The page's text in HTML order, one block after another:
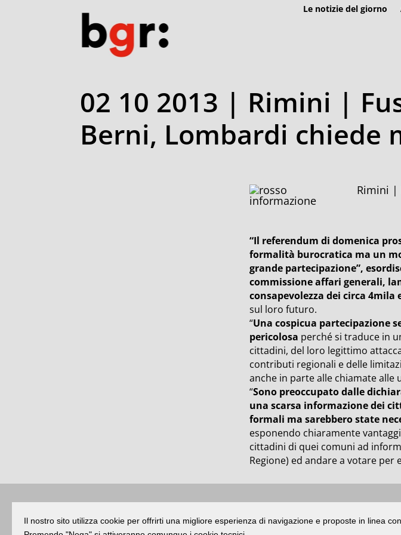
Le notizie del giorno
02 10 2013 | Rimini |
Berni, Lombardi chiede
Rimini |
informazione
“Il referendum di domenica
formalità burocratica ma un
grande partecipazione”,
commissione affari generali,
consapevolezza dei circa 4mila
sul loro futuro.
“Una cospicua partecipazione
pericolosa perché si traduce in
cittadini, del loro legittimo
contributi regionali e delle
anche in parte alle chiamate
“Sono preoccupato dalle
una scarsa informazione dei
formali ma sarebbero state
esponendo chiaramente
cittadini di quei comuni ad
Regione) ed andare a votare
Il nostro sito utilizza cookie per offrirti una migliore esperienza di navigazione e proposte in linea